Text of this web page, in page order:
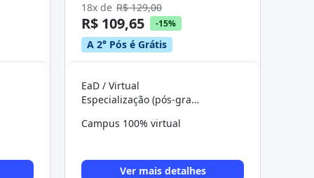
18x de R$ 129,00
R$ 109,65 -15%
A 2° Pós é Grátis
EaD / Virtual
Especialização (pós-graduação)
Campus 100% virtual
Ver mais detalhes